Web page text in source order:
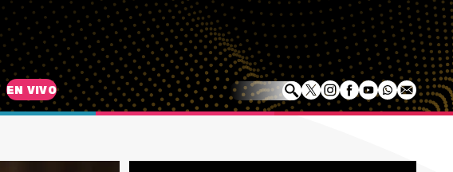
EN VIVO